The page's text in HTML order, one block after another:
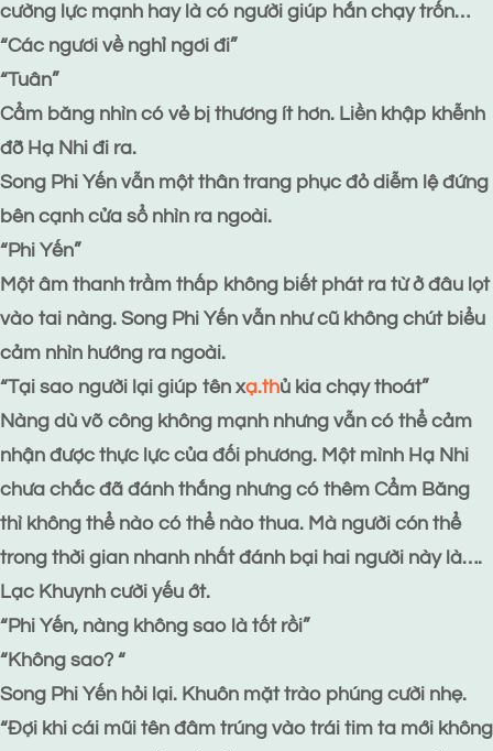
cường lực mạnh hay là có người giúp hắn chạy trốn…
“Các ngươi về nghỉ ngơi đi”
“Tuân”
Cẩm băng nhìn có vẻ bị thương ít hơn. Liền khập khễnh
đỡ Hạ Nhi đi ra.
Song Phi Yến vẫn một thân trang phục đỏ diễm lệ đứng
bên cạnh cửa sổ nhìn ra ngoài.
“Phi Yến”
Một âm thanh trầm thấp không biết phát ra từ ở đâu lọt
vào tai nàng. Song Phi Yến vẫn như cũ không chút biểu
cảm nhìn hướng ra ngoài.
“Tại sao người lại giúp tên xạ.thủ kia chạy thoát”
Nàng dù võ công không mạnh nhưng vẫn có thể cảm
nhận được thực lực của đối phương. Một mình Hạ Nhi
chưa chắc đã đánh thắng nhưng có thêm Cẩm Băng
thì không thể nào có thể nào thua. Mà người cón thể
trong thời gian nhanh nhất đánh bại hai người này là….
Lạc Khuynh cười yếu ớt.
“Phi Yến, nàng không sao là tốt rồi”
“Không sao? “
Song Phi Yến hỏi lại. Khuôn mặt trào phúng cười nhẹ.
“Đợi khi cái mũi tên đâm trúng vào trái tim ta mới không